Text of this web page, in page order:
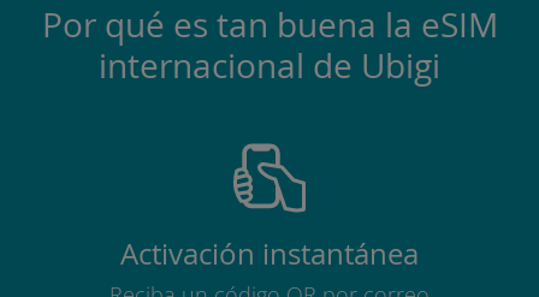
Por qué es tan buena la eSIM
internacional de Ubigi
Activación instantánea